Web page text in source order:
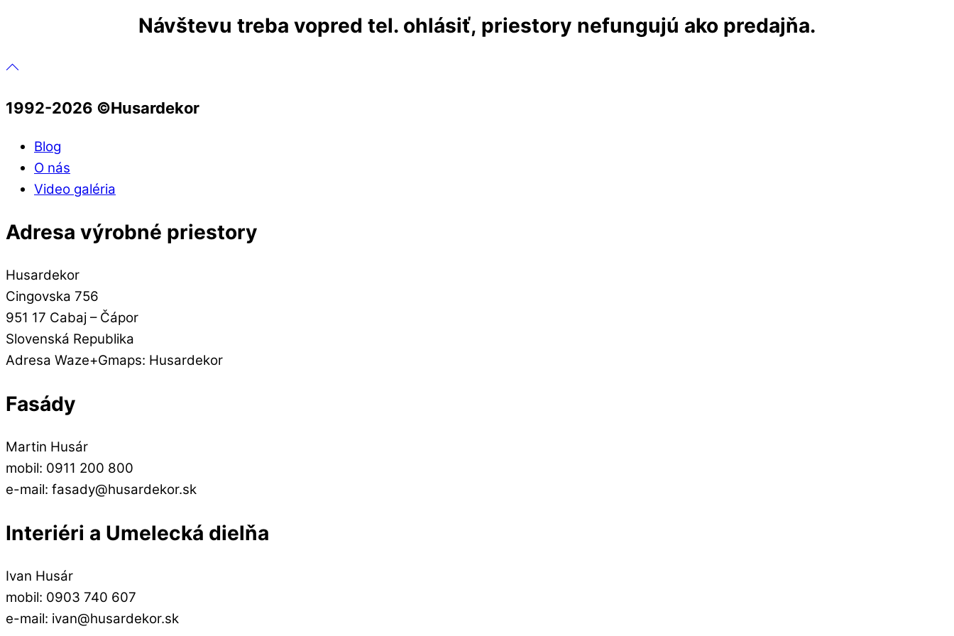
Návštevu treba vopred tel. ohlásiť, priestory nefungujú ako predajňa.
1992-2026 ©️Husardekor
Blog
O nás
Video galéria
Adresa výrobné priestory
Husardekor
Cingovska 756
951 17 Cabaj – Čápor
Slovenská Republika
Adresa Waze+Gmaps: Husardekor
Fasády
Martin Husár
mobil: 0911 200 800
e-mail: fasady@husardekor.sk
Interiéri a Umelecká dielňa
Ivan Husár
mobil: 0903 740 607
e-mail: ivan@husardekor.sk